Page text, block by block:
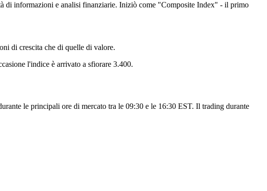
di informazioni e analisi finanziarie. Iniziò come "Composite Index" - il primo
di crescita che di quelle di valore.
l'indice è arrivato a sfiorare 3.400.
le principali ore di mercato tra le 09:30 e le 16:30 EST. Il trading durante